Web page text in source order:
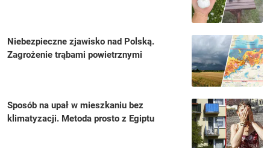
Niebezpieczne zjawisko nad Polską.
Zagrożenie trąbami powietrznymi
Sposób na upał w mieszkaniu bez
klimatyzacji. Metoda prosto z Egiptu